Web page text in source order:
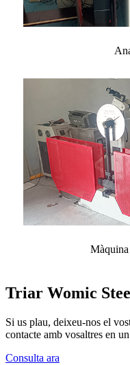
Triar Womic
Si us plau, deixeu-nos el
contacte amb vosaltres en
Consulta ara